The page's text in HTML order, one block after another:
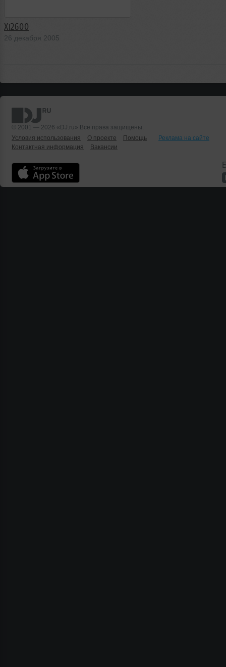
Xi2600
26 декабря 2005
© 2001 — 2026 «DJ.ru» Все права защищены.
Условия использования
О проекте Помощь
Реклама на сайте
Контактная информация
Вакансии